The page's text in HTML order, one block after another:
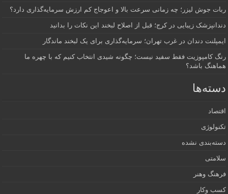
ربات جوش لیزر؛ چه زمانی سرعت بالا و اعوجاج کم ارزش سرمایه‌گذاری دارد؟
دندانپزشک زیبایی در کرج؛ قبل از اصلاح لبخند این نکات را بدانید
ایمپلنت دندان در غرب تهران؛ سرمایه‌گذاری برای یک لبخند ماندگار
رنگ کامپوزیت فقط سفید نیست؛ چگونه شیدی انتخاب کنیم که با چهره ما
هماهنگ باشد؟
دسته‌ها
اقتصاد
تکنولوژی
دسته‌بندی نشده
سلامتی
فرهنگ وهنر
کسب وکار